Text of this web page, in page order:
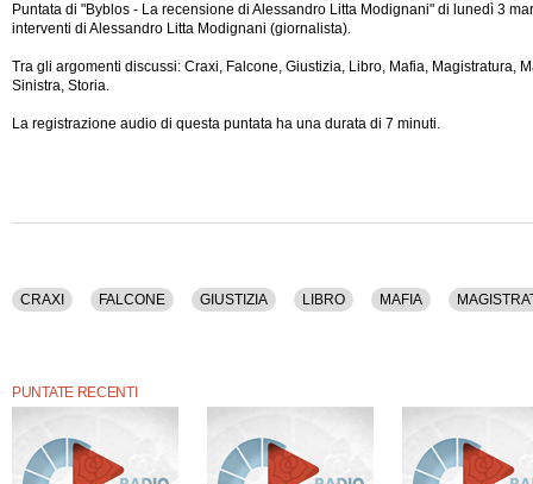
Puntata di "Byblos - La recensione di Alessandro Litta Modignani" di lunedì 3
interventi di Alessandro Litta Modignani (giornalista).
Tra gli argomenti discussi: Craxi, Falcone, Giustizia, Libro, Mafia, Magistratura,
Sinistra, Storia.
La registrazione audio di questa puntata ha una durata di 7 minuti.
CRAXI FALCONE GIUSTIZIA LIBRO MAFIA
PUNTATE RECENTI